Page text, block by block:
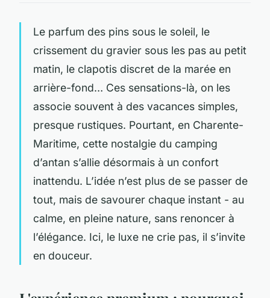
Le parfum des pins sous le soleil, le
crissement du gravier sous les pas au petit
matin, le clapotis discret de la marée en
arrière-fond… Ces sensations-là, on les
associe souvent à des vacances simples,
presque rustiques. Pourtant, en Charente-
Maritime, cette nostalgie du camping
d’antan s’allie désormais à un confort
inattendu. L’idée n’est plus de se passer de
tout, mais de savourer chaque instant - au
calme, en pleine nature, sans renoncer à
l’élégance. Ici, le luxe ne crie pas, il s’invite
en douceur.